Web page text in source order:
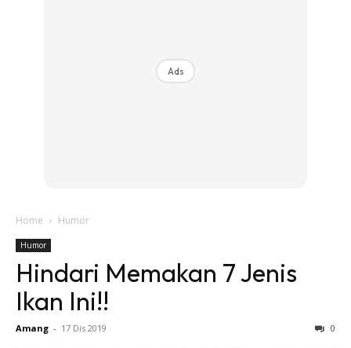
Ads
Home Humor
Humor
Hindari Memakan 7 Jenis
Ikan Ini!!
Amang - 17 Dis 2019 0